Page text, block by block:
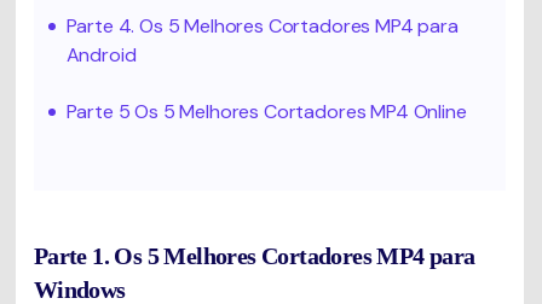
Parte 4. Os 5 Melhores Cortadores MP4 para
Android
Parte 5 Os 5 Melhores Cortadores MP4 Online
Parte 1. Os 5 Melhores Cortadores MP4 para
Windows